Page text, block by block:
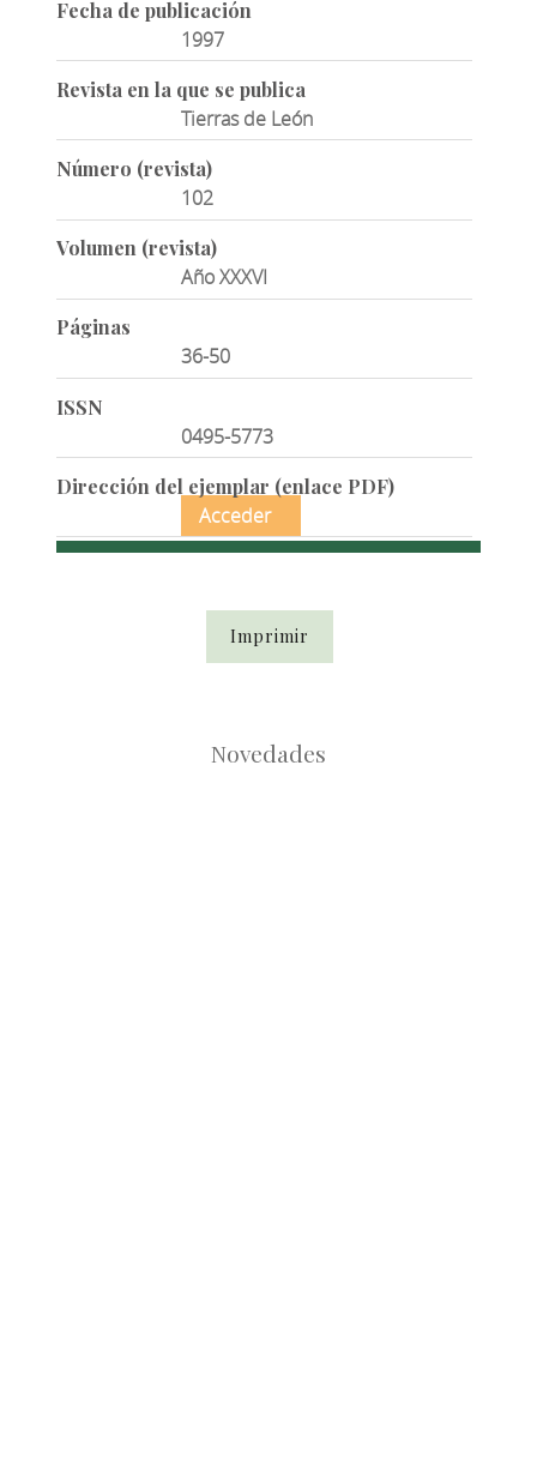
Fecha de publicación
1997
Revista en la que se publica
Tierras de León
Número (revista)
102
Volumen (revista)
Año XXXVI
Páginas
36-50
ISSN
0495-5773
Dirección del ejemplar (enlace PDF)
Acceder
Imprimir
Novedades